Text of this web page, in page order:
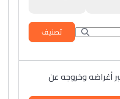
تصنيف
أغراضه وخروجه عن